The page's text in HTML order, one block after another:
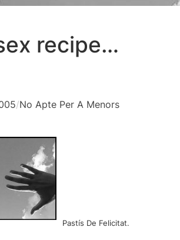
recipe…
/No Apte Per A Menors
Pastís De Felicitat.